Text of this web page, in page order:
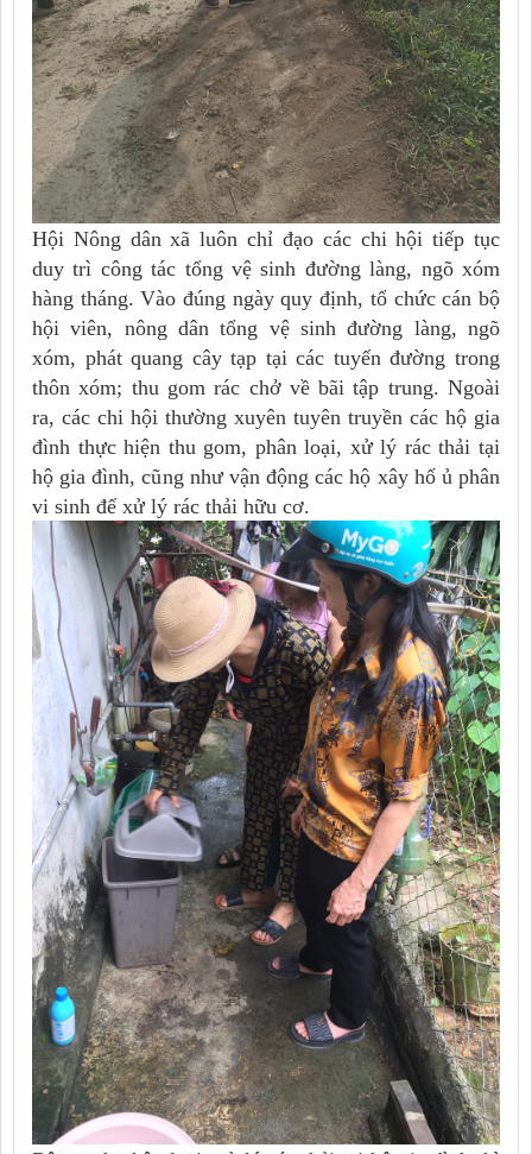
Hội Nông dân xã luôn chỉ đạo các chi hội tiếp tục
duy trì công tác tổng vệ sinh đường làng, ngõ xóm
hàng tháng. Vào đúng ngày quy định, tổ chức cán bộ
hội viên, nông dân tổng vệ sinh đường làng, ngõ
xóm, phát quang cây tạp tại các tuyến đường trong
thôn xóm; thu gom rác chở về bãi tập trung. Ngoài
ra, các chi hội thường xuyên tuyên truyền các hộ gia
đình thực hiện thu gom, phân loại, xử lý rác thải tại
hộ gia đình, cũng như vận động các hộ xây hố ủ phân
vi sinh để xử lý rác thải hữu cơ.